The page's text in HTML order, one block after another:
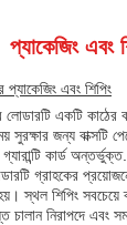
প্যাকেজিং এবং
এবং শিপিং
লোডারটি একটি কাঠের
সুরক্ষার জন্য বাক্সটি
কার্ড অন্তর্ভুক্ত.
গ্রাহকের
স্থল শিপিং
চালান নিরাপদে এবং